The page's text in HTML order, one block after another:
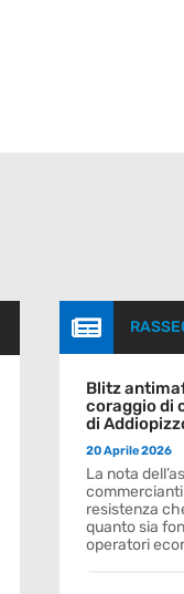

Blitz
coraggio di
di
20 Aprile 2026
La nota
resistenza
quanto sia
operatori